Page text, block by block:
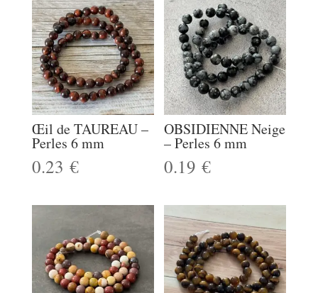
Œil de TAUREAU –
Perles 6 mm
0.23 €
OBSIDIENNE Neige
– Perles 6 mm
0.19€